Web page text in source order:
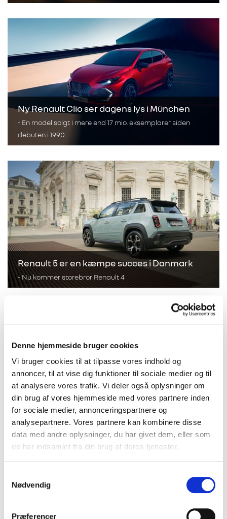
Denne hjemmeside bruger cookies
Vi bruger cookies til at tilpasse vores indhold og
annoncer, til at vise dig funktioner til sociale medier og til
at analysere vores trafik. Vi deler også oplysninger om
din brug af vores hjemmeside med vores partnere inden
for sociale medier, annonceringspartnere og
analysepartnere. Vores partnere kan kombinere disse
data med andre oplysninger, du har givet dem, eller som
de har indsamlet fra din brug af deres tjenester.
Nødvendig
Præferencer
Ny Renault Clio ser dagens lys i München
- En model solgt i mere end 17 mio. eksemplarer siden
debuten i 1990.
Renault 5 er en kæmpe succes i Danmark
- Nu kommer storebror Renault 4
Der er gået tennis i R5
Renault 5 fås nu nemlig i en helt speciel Roland Garros
version